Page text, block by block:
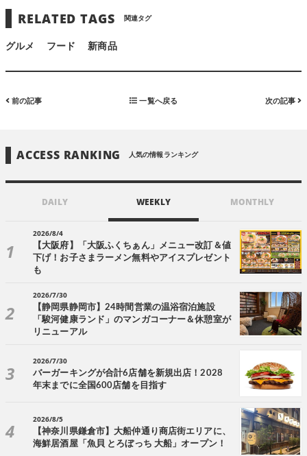
RELATED TAGS 関連タグ
グルメ フード 新商品
前の記事 一覧へ戻る 次の記事
ACCESS RANKING 人気の情報ランキング
DAILY WEEKLY MONTHLY
2026/8/4
【大阪府】「大阪ふくちぁん」メニュー改訂＆値
下げ！お子さまラーメン無料やアイスプレゼント
も
2026/7/30
【静岡県静岡市】24時間営業の温浴宿泊施設
「駿河健康ランド」のマンガコーナー＆休憩室が
リニューアル
2026/7/30
バーガーキングが合計6店舗を新規出店！2028
年末までに全国600店舗を目指す
2026/8/5
【神奈川県鎌倉市】大船仲通り商店街エリアに、
海鮮居酒屋「魚貝 とろぼっち 大船」オープン！